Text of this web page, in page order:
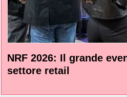
NRF 2026: Il grande
settore retail